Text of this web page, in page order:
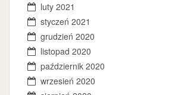
luty 2021
styczeń 2021
grudzień 2020
listopad 2020
październik 2020
wrzesień 2020